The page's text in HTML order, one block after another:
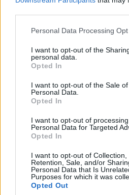
Personal Data Processing
I want to opt-out of the
personal data.
Opted In
I want to opt-out of the Sale
Personal Data.
Opted In
I want to opt-out of
Personal Data for Targeted
Opted In
I want to opt-out of Collection,
Retention, Sale, and/or
Personal Data that Is
Purposes for which it was
Opted Out
τοπικά 27 με 28 βαθμούς
Καιρός: Αραιές νεφώσεις
Ανεμοι: Νοτίων διευθύνσεων
θαλάσσια έως 6 μποφόρ.
Θερμοκρασία: Από 15 έως 23
Κελσίου.
ΘΕΣΣΑΛΙΑ
Καιρός: Αραιές νεφώσεις
μεσημβρινές –
βροχές και στα ορεινά